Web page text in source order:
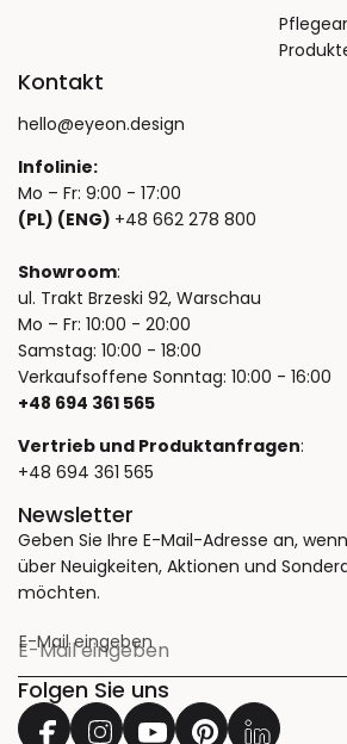
Kontakt
hello@eyeon.design
Infolinie:
Mo – Fr: 9:00 - 17:00
(PL) (ENG) +48 662 278 800
Showroom:
ul. Trakt Brzeski 92, Warschau
Mo – Fr: 10:00 - 20:00
Samstag: 10:00 - 18:00
Verkaufsoffene Sonntag: 10:00 - 16:00
+48 694 361 565
Vertrieb und Produktanfragen:
+48 694 361 565
Newsletter
Geben Sie Ihre E-Mail-Adresse an,
über Neuigkeiten, Aktionen und
möchten.
E-Mail eingeben
*
Folgen Sie uns